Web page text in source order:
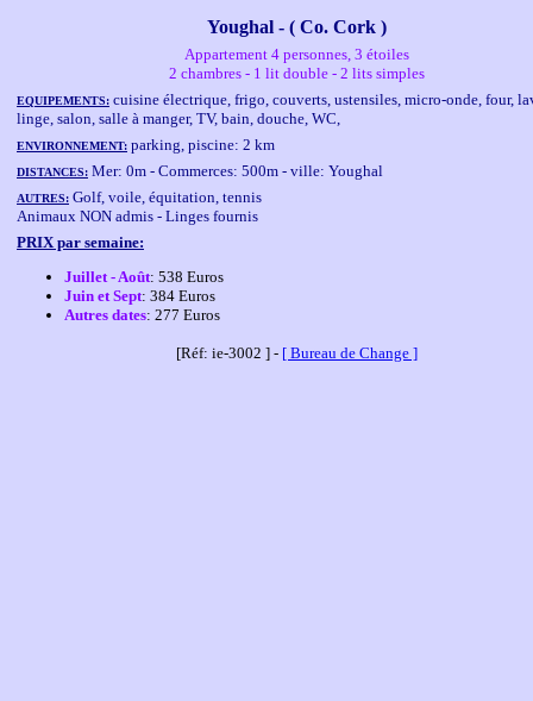
Youghal - ( Co. Cork )
Appartement 4 personnes, 3 étoiles
2 chambres - 1 lit double - 2 lits simples
EQUIPEMENTS: cuisine électrique, frigo, couverts, ustensiles, micro-onde, four,
linge, salon, salle à manger, TV, bain, douche, WC,
ENVIRONNEMENT: parking, piscine: 2 km
DISTANCES: Mer: 0m - Commerces: 500m - ville: Youghal
AUTRES: Golf, voile, équitation, tennis
Animaux NON admis - Linges fournis
PRIX par semaine:
Juillet - Août: 538 Euros
Juin et Sept: 384 Euros
Autres dates: 277 Euros
[Réf: ie-3002 ] - [ Bureau de Change ]